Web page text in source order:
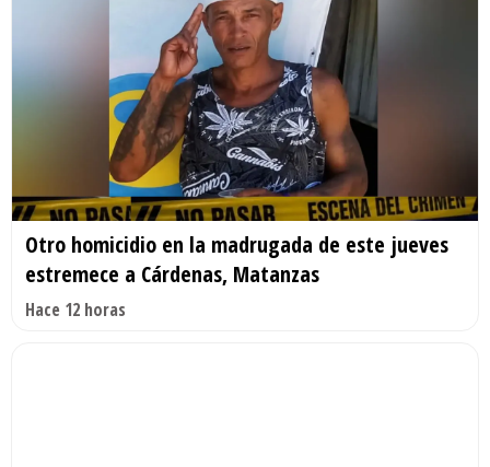
Otro homicidio en la madrugada de este jueves
estremece a Cárdenas, Matanzas
Hace 12 horas